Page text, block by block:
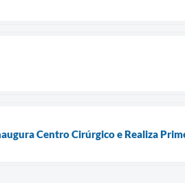
Centro Cirúrgico e Realiza